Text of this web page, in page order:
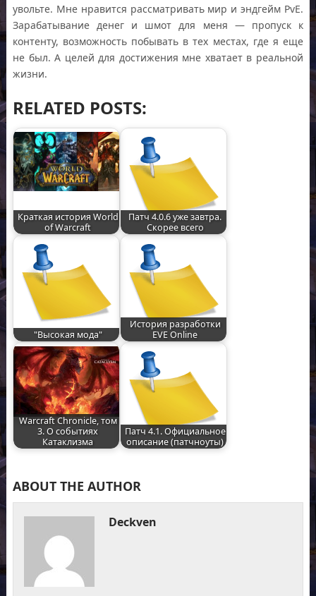
увольте. Мне нравится рассматривать мир и эндгейм PvE.
Зарабатывание денег и шмот для меня — пропуск к
контенту, возможность побывать в тех местах, где я еще
не был. А целей для достижения мне хватает в реальной
жизни.
RELATED POSTS:
Краткая история World
of Warcraft
Патч 4.0.6 уже завтра.
Скорее всего
"Высокая мода"
История разработки
EVE Online
Warcraft Chronicle, том
3. О событиях
Катаклизма
Патч 4.1. Официальное
описание (патчноуты)
ABOUT THE AUTHOR
Deckven